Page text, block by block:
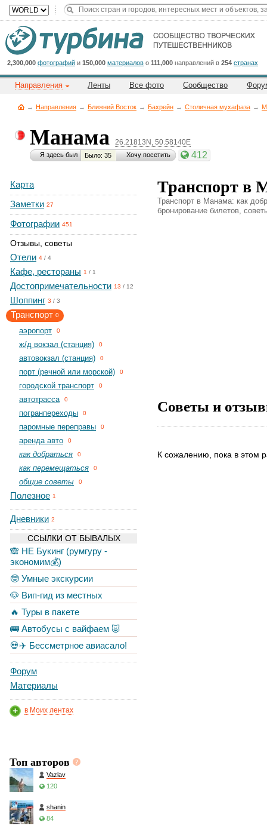
2,300,000 фотографий и 150,000 материалов о 111,000 направлений в 254 странах
Направления Ленты Все фото Сообщество
→ Направления → Ближний Восток → Бахрейн → Столичная мухафаза →
Манама 26.21813N, 50.58140E
Я здесь был Было: 35 Хочу посетить 412
Карта
Заметки 27
Фотографии 451
Отзывы, советы
Отели 4 / 4
Кафе, рестораны 1 / 1
Достопримечательности 13 / 12
Шоппинг 3 / 3
Транспорт 0
aэропорт 0
ж/д вокзал (станция) 0
автовокзал (станция) 0
порт (речной или морской) 0
городской транспорт 0
автотрасса 0
погранпереходы 0
паромные переправы 0
аренда авто 0
как добраться 0
как перемещаться 0
общие советы 0
Полезное 1
Дневники 2
ССЫЛКИ ОТ БЫВАЛЫХ
🙈 НЕ Букинг (румгуру -
экономим💰)
🤓 Умные экскурсии
🐶 Вип-гид из местных
🔥 Туры в пакете
🚌 Автобусы с вайфаем 🐷
💀✈️ Бессметрное авиасало!
Форум
Материалы
в Моих лентах
Топ авторов
Vazlav
120
shanin
84
Транспорт в
Транспорт в Манама: как
бронирование билетов,
Советы и
К сожалению, пока в этом
Cейчас
на
сайте:
Title
Button